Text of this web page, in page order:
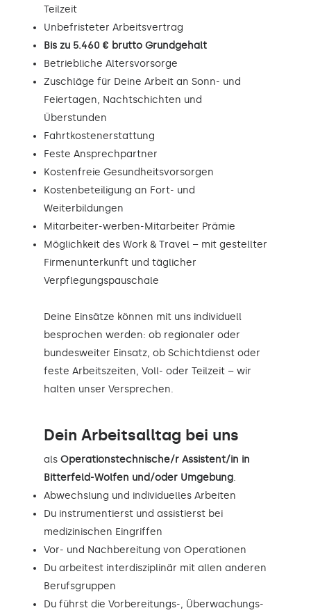
Teilzeit
Unbefristeter Arbeitsvertrag
Bis zu 5.460 € brutto Grundgehalt
Betriebliche Altersvorsorge
Zuschläge für Deine Arbeit an Sonn- und
Feiertagen, Nachtschichten und
Überstunden
Fahrtkostenerstattung
Feste Ansprechpartner
Kostenfreie Gesundheitsvorsorgen
Kostenbeteiligung an Fort- und
Weiterbildungen
Mitarbeiter-werben-Mitarbeiter Prämie
Möglichkeit des Work & Travel – mit gestellter
Firmenunterkunft und täglicher
Verpflegungspauschale
Deine Einsätze können mit uns individuell
besprochen werden: ob regionaler oder
bundesweiter Einsatz, ob Schichtdienst oder
feste Arbeitszeiten, Voll- oder Teilzeit – wir
halten unser Versprechen.
Dein Arbeitsalltag bei uns
als Operationstechnische/r Assistent/in in
Bitterfeld-Wolfen und/oder Umgebung.
Abwechslung und individuelles Arbeiten
Du instrumentierst und assistierst bei
medizinischen Eingriffen
Vor- und Nachbereitung von Operationen
Du arbeitest interdisziplinär mit allen anderen
Berufsgruppen
Du führst die Vorbereitungs-, Überwachungs-